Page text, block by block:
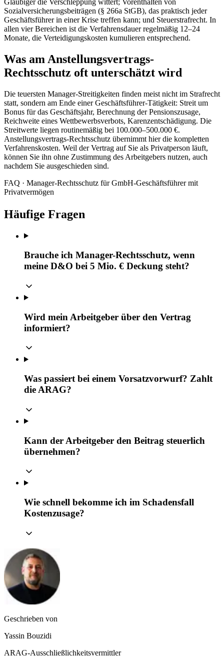
Gläubiger die Verschleppung wittert; Vorenthalten von
Sozialversicherungsbeiträgen (§ 266a StGB), das praktisch jeder
Geschäftsführer in einer Krise treffen kann; und Steuerstrafrecht. In
allen vier Bereichen ist die Verfahrensdauer regelmäßig 12–24
Monate, die Verteidigungskosten kumulieren entsprechend.
Was am Anstellungsvertrags-
Rechtsschutz oft unterschätzt wird
Die teuersten Manager-Streitigkeiten finden meist nicht im Strafrecht
statt, sondern am Ende einer Geschäftsführer-Tätigkeit: Streit um
Bonus für das Geschäftsjahr, Berechnung der Pensionszusage,
Reichweite eines Wettbewerbsverbots, Karenzentschädigung. Die
Streitwerte liegen routinemäßig bei 100.000–500.000 €.
Anstellungsvertrags-Rechtsschutz übernimmt hier die kompletten
Verfahrenskosten. Weil der Vertrag auf Sie als Privatperson läuft,
können Sie ihn ohne Zustimmung des Arbeitgebers nutzen, auch
nachdem Sie ausgeschieden sind.
FAQ · Manager-Rechtsschutz für GmbH-Geschäftsführer mit
Privatvermögen
Häufige Fragen
Brauche ich Manager-Rechtsschutz, wenn
meine D&O bei 5 Mio. € Deckung steht?
Wird mein Arbeitgeber über den Vertrag
informiert?
Was passiert bei einem Vorsatzvorwurf? Zahlt
die ARAG?
Kann der Arbeitgeber den Beitrag steuerlich
übernehmen?
Wie schnell bekomme ich im Schadensfall
Kostenzusage?
Geschrieben von
Yassin Bouzidi
ARAG-Ausschließlichkeitsvermittler